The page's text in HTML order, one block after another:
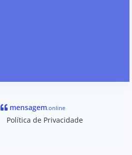
mensagem.online
Política de Privacidade